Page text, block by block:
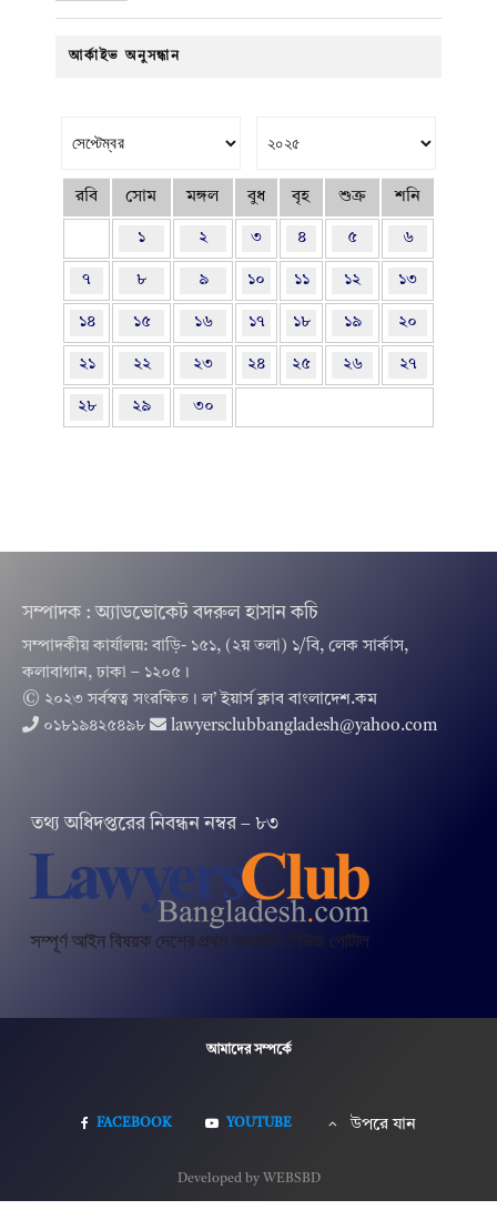
আর্কাইভ অনুসন্ধান
রবি সোম মঙ্গল বুধ বৃহ শুক্র শনি
১ ২ ৩ ৪ ৫ ৬
৭ ৮ ৯ ১০ ১১ ১২ ১৩
১৪ ১৫ ১৬ ১৭ ১৮ ১৯ ২০
২১ ২২ ২৩ ২৪ ২৫ ২৬ ২৭
২৮ ২৯ ৩০
সম্পাদক : অ্যাডভোকেট বদরুল হাসান কচি
সম্পাদকীয় কার্যালয়: বাড়ি- ১৫১, (২য় তলা) ১/বি, লেক সার্কাস,
কলাবাগান, ঢাকা – ১২০৫।
© ২০২৩ সর্বস্বত্ব সংরক্ষিত । ল’ ইয়ার্স ক্লাব বাংলাদেশ.কম
০১৮১৯৪২৫৪৯৮
lawyersclubbangladesh@yahoo.com
তথ‌্য অ‌ধিদপ্ত‌রের নিবন্ধন নম্বর – ৮৩
আমাদের সম্পর্কে
FACEBOOK YOUTUBE উপরে যান
Developed by WEBSBD